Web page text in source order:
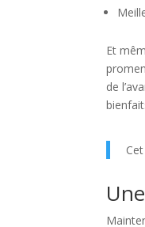
Et
de